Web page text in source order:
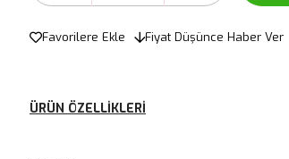
Favorilere Ekle Fiyat Düşünce Haber Ver
ÜRÜN ÖZELLIKLERI